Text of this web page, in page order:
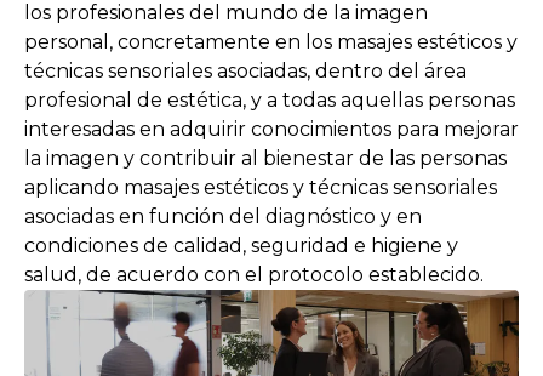
los profesionales del mundo de la imagen
personal, concretamente en los masajes estéticos y
técnicas sensoriales asociadas, dentro del área
profesional de estética, y a todas aquellas personas
interesadas en adquirir conocimientos para mejorar
la imagen y contribuir al bienestar de las personas
aplicando masajes estéticos y técnicas sensoriales
asociadas en función del diagnóstico y en
condiciones de calidad, seguridad e higiene y
salud, de acuerdo con el protocolo establecido.